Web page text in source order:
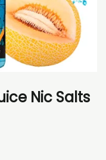
Nic Salts